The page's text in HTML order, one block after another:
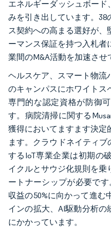
エネルギーダッシュボード
みを引き出しています。
ス契約への高まる選好が、
ーマンス保証を持つ入札者
業間のM&A活動を加速させ
ヘルスケア、スマート物流
のキャンパスにホワイトス
専門的な認定資格が防御
す。病院清掃に関する
獲得においてますます決定
ます。クラウドネイティ
するIoT専業企業は初期の
イクルとサウジ化規則を
ートナーシップが必要で
収益の50%に向かって進む
インの拡大、AI駆動分析の
にかかっています。